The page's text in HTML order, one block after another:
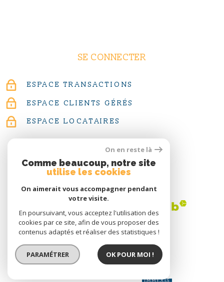
SE CONNECTER
ESPACE TRANSACTIONS
ESPACE CLIENTS GÉRÉS
ESPACE LOCATAIRES
ADHÉRENTS
On en reste là
Comme beaucoup, notre site
utilise les cookies
On aimerait vous accompagner pendant
votre visite.
En poursuivant, vous acceptez l'utilisation des
cookies par ce site, afin de vous proposer des
contenus adaptés et réaliser des statistiques !
PARAMÉTRER OK POUR MOI !